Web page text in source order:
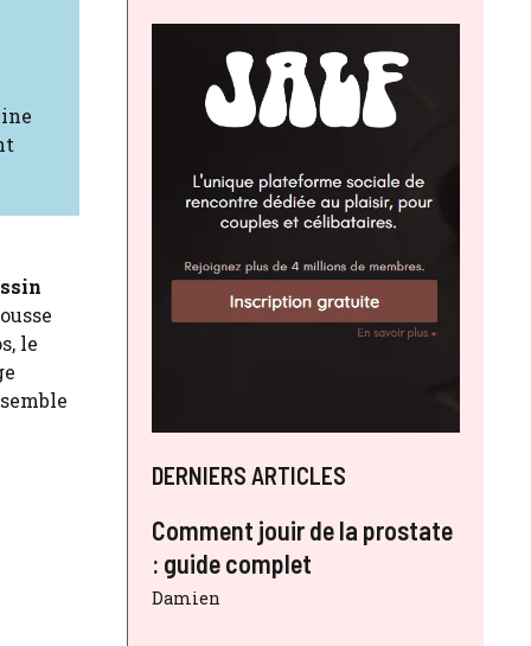
le
DERNIERS ARTICLES
Comment jouir de la prostate
: guide complet
Damien